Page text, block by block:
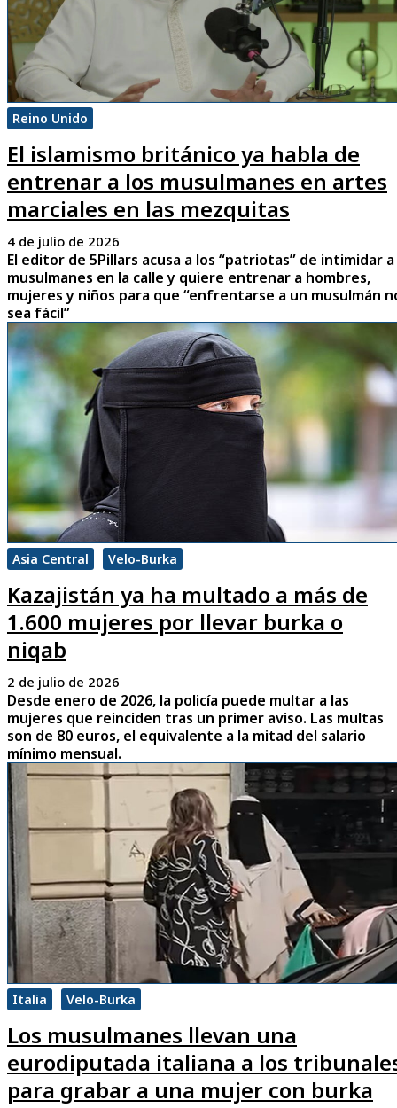
Reino Unido
El islamismo británico ya habla de
entrenar a los musulmanes en artes
marciales en las mezquitas
4 de julio de 2026
El editor de 5Pillars acusa a los “patriotas” de intimidar a
musulmanes en la calle y quiere entrenar a hombres,
mujeres y niños para que “enfrentarse a un musulmán
sea fácil”
Asia Central Velo-Burka
Kazajistán ya ha multado a más de
1.600 mujeres por llevar burka o
niqab
2 de julio de 2026
Desde enero de 2026, la policía puede multar a las
mujeres que reinciden tras un primer aviso. Las multas
son de 80 euros, el equivalente a la mitad del salario
mínimo mensual.
Italia Velo-Burka
Los musulmanes llevan una
eurodiputada italiana a los
para grabar a una mujer con burka